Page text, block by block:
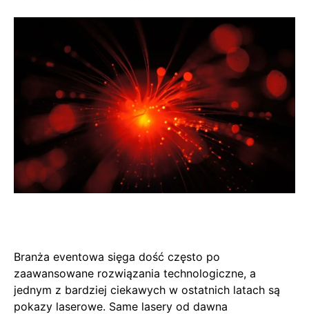
Branża eventowa sięga dość często po
zaawansowane rozwiązania technologiczne, a
jednym z bardziej ciekawych w ostatnich latach są
pokazy laserowe. Same lasery od dawna